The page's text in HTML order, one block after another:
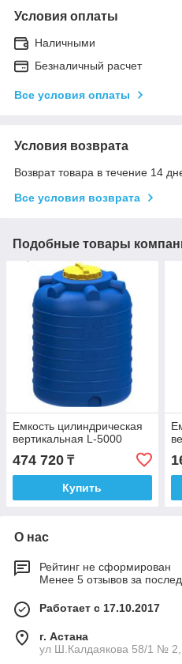
Условия оплаты
Наличными
Безналичный расчет
Все условия оплаты
Условия возврата
Возврат товара в течение 14
Все условия возврата
Подобные товары
Емкость цилиндрическая
вертикальная L-5000
474 720 ₸
Купить
О нас
Рейтинг не сформирован
Менее 5 отзывов за
Работает с 17.10.2017
г. Астана
ул Ш.Калдаякова 58/1 № 2,